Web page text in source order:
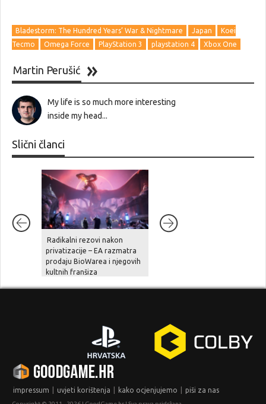
Bladestorm: The Hundred Years’ War & Nightmare Japan
Koei
Tecmo
Omega Force PlayStation 3 playstation 4 Xbox One
Martin Perušić
My life is so much more interesting
inside my head...
Slični članci
Radikalni rezovi nakon
privatizacije – EA razmatra
prodaju BioWarea i njegovih
kultnih franšiza
impressum | uvjeti korištenja | kako ocjenjujemo | piši za nas